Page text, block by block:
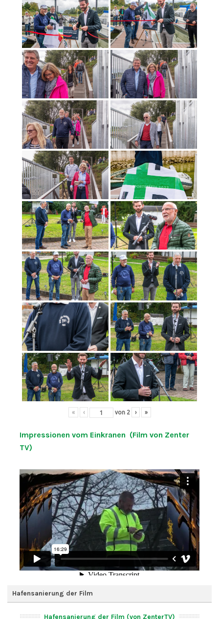
« ‹ von 2 › »
Impressionen vom Einkranen (Film von Zenter
TV)
Hafensanierung der Film
Hafensanierung der Film (von ZenterTV)